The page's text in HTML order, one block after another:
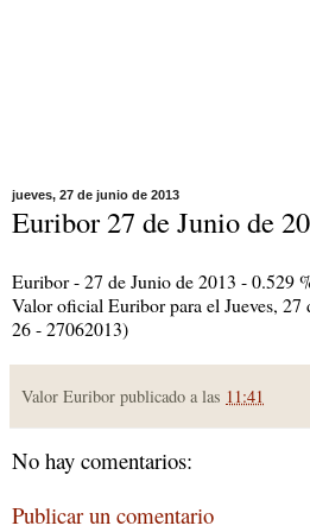
jueves, 27 de junio de 2013
Euribor 27 de Junio de
Euribor - 27 de Junio de 2013 - 0.529
Valor oficial Euribor para el Jueves, 27
26 - 27062013)
Valor Euribor publicado a las 11:41
No hay comentarios:
Publicar un comentario